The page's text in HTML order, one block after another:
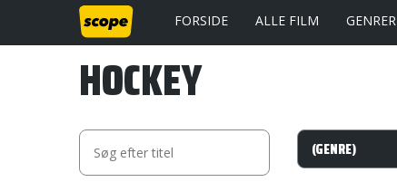
FORSIDE ALLE FILM GENRER
HOCKEY